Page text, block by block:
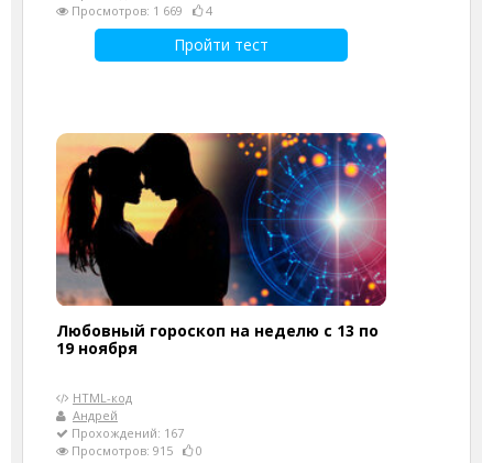
Просмотров: 1 669
4
Пройти тест
Любовный гороскоп на неделю с 13 по
19 ноября
HTML-код
Андрей
Прохождений: 167
Просмотров: 915
0